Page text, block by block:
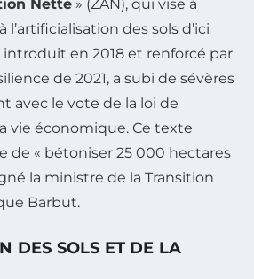
Nette » (ZAN), qui vise à
des sols d’ici
introduit en 2018 et renforcé par
de 2021, a subi de sévères
avec le vote de la loi de
vie économique. Ce texte
de « bétoniser 25 000 hectares
la ministre de la Transition
Barbut.
DES SOLS ET DE LA